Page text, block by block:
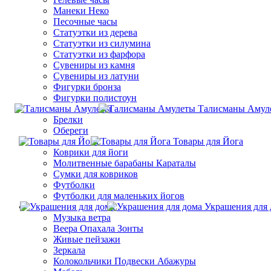
Манеки Неко
Песочные часы
Статуэтки из дерева
Статуэтки из силумина
Статуэтки из фарфора
Сувениры из камня
Сувениры из латуни
Фигурки бронза
Фигурки полистоун
Талисманы
Брелки
Обереги
Товары для Йога
Коврики для йоги
Молитвенные барабаны Караталы
Сумки для ковриков
Футболки
Футболки для маленьких йогов
Украшения для
Музыка ветра
Веера Опахала Зонты
Живые пейзажи
Зеркала
Колокольчики Подвески Абажуры